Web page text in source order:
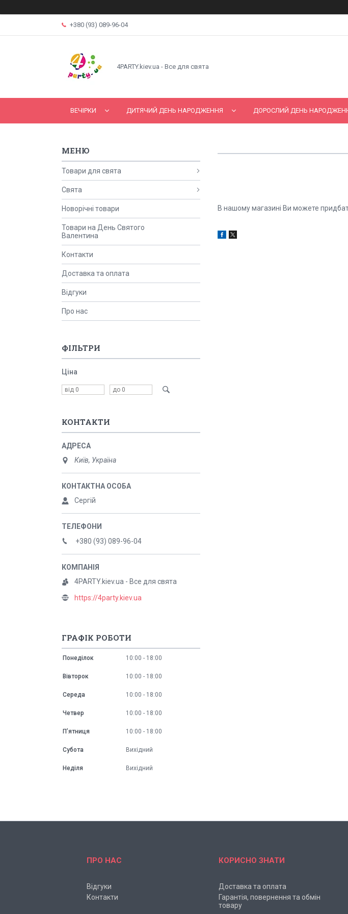
+380 (93) 089-96-04
4PARTY.kiev.ua - Все для свята
ВЕЧІРКИ ДИТЯЧИЙ ДЕНЬ НАРОДЖЕННЯ ДОРОСЛИЙ ДЕНЬ
В нашому магазині Ви можете
Товари для свята
Свята
Новорічні товари
Товари на День Святого
Валентина
Контакти
Доставка та оплата
Відгуки
Про нас
ФІЛЬТРИ
Ціна
КОНТАКТИ
Київ, Україна
Сергій
+380 (93) 089-96-04
4PARTY.kiev.ua - Все для свята
https://4party.kiev.ua
ГРАФІК РОБОТИ
Понеділок 10:00 18:00
Вівторок 10:00 18:00
Середа 10:00 18:00
Четвер 10:00 18:00
Пʼятниця 10:00 18:00
Субота Вихідний
Неділя Вихідний
ПРО НАС
Відгуки
Контакти
КОРИСНО ЗНАТИ
Доставка та оплата
Гарантія, повернення та обмін
товару